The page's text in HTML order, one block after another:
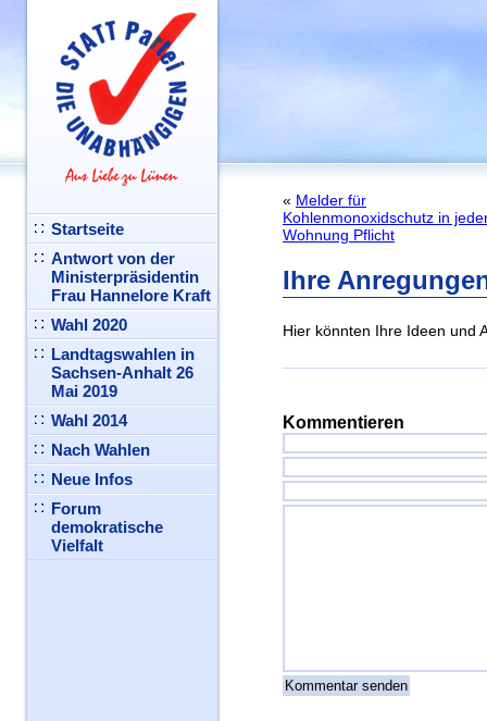
Startseite
Antwort von der
Ministerpräsidentin
Frau Hannelore Kraft
Wahl 2020
Landtagswahlen in
Sachsen-Anhalt 26
Mai 2019
Wahl 2014
Nach Wahlen
Neue Infos
Forum
demokratische
Vielfalt
« Melder für
Kohlenmonoxidschutz in
Wohnung Pflicht
Ihre
Hier könnten Ihre Ideen und
Kommentieren